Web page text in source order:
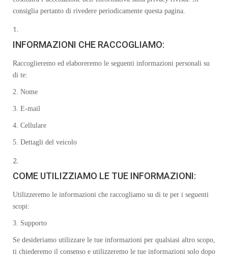
consiglia pertanto di rivedere periodicamente questa pagina.
INFORMAZIONI CHE RACCOGLIAMO:
Raccoglieremo ed elaboreremo le seguenti informazioni personali su
di te:
2. Nome
3. E-mail
4. Cellulare
5. Dettagli del veicolo
COME UTILIZZIAMO LE TUE INFORMAZIONI:
Utilizzeremo le informazioni che raccogliamo su di te per i seguenti
scopi:
3. Supporto
Se desideriamo utilizzare le tue informazioni per qualsiasi altro scopo,
ti chiederemo il consenso e utilizzeremo le tue informazioni solo dopo